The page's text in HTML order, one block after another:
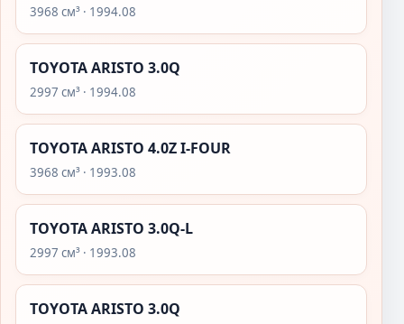
3968 см³ · 1994.08
TOYOTA ARISTO 3.0Q
2997 см³ · 1994.08
TOYOTA ARISTO 4.0Z I-FOUR
3968 см³ · 1993.08
TOYOTA ARISTO 3.0Q-L
2997 см³ · 1993.08
TOYOTA ARISTO 3.0Q